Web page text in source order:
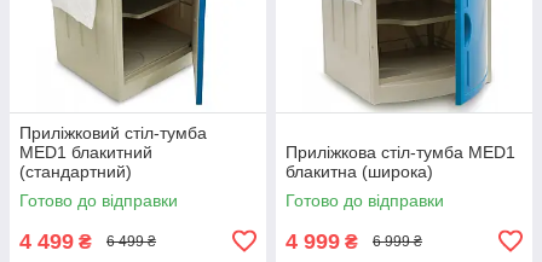
Приліжковий стіл-тумба
MED1 блакитний
(стандартний)
Готово до відправки
4 499 ₴ 6 499 ₴
Приліжкова стіл-тумба MED1
блакитна (широка)
Готово до відправки
4 999 ₴ 6 999 ₴